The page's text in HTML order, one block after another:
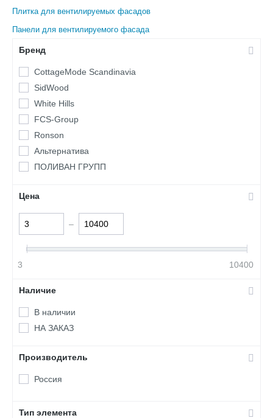
Плитка для вентилируемых фасадов
Панели для вентилируемого фасада
Бренд
CottageMode Scandinavia
SidWood
White Hills
FCS-Group
Ronson
Альтернатива
ПОЛИВАН ГРУПП
Цена
–
3 10400
Наличие
В наличии
НА ЗАКАЗ
Производитель
Россия
Тип элемента